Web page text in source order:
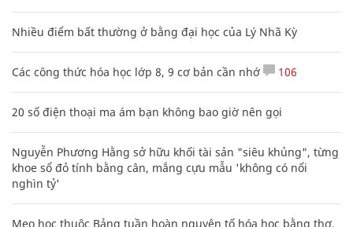
Nhiều điểm bất thường ở bằng đại học của Lý Nhã Kỳ
Các công thức hóa học lớp 8, 9 cơ bản cần nhớ 106
20 số điện thoại ma ám bạn không bao giờ nên gọi
Nguyễn Phương Hằng sở hữu khối tài sản "siêu khủng", từng
khoe sổ đỏ tính bằng cân, mắng cựu mẫu 'không có nổi
nghìn tỷ'
Mẹo học thuộc Bảng tuần hoàn nguyên tố hóa học bằng thơ,